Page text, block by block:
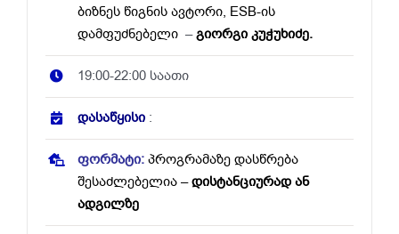
ბიზნეს წიგნის ავტორი, ESB-ის
დამფუძნებელი – გიორგი კუჭუხიძე.
19:00-22:00 საათი
დასაწყისი :
ფორმატი: პროგრამაზე დასწრება
შესაძლებელია –დისტანციურად ან
ადგილზე